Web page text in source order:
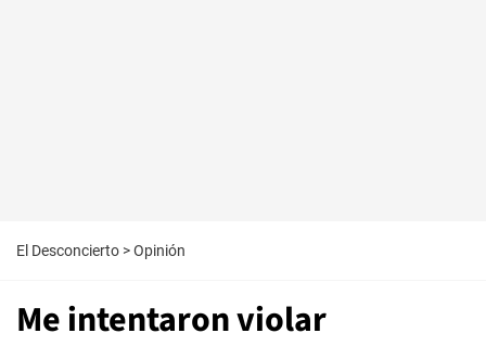
El Desconcierto >Opinión
Me intentaron violar